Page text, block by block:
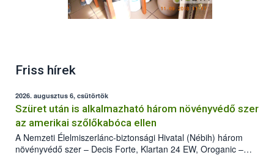
Friss hírek
2026. augusztus 6, csütörtök
Szüret után is alkalmazható három növényvédő szer
az amerikai szőlőkabóca ellen
A Nemzeti Élelmiszerlánc-biztonsági Hivatal (Nébih) három
növényvédő szer – Decis Forte, Klartan 24 EW, Oroganic –